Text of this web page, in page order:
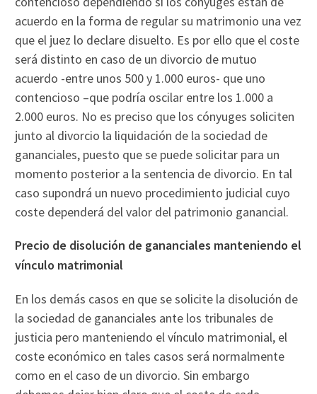
acuerdo en la forma de regular su matrimonio una vez
que el juez lo declare disuelto. Es por ello que el coste
será distinto en caso de un divorcio de mutuo
acuerdo -entre unos 500 y 1.000 euros- que uno
contencioso –que podría oscilar entre los 1.000 a
2.000 euros. No es preciso que los cónyuges soliciten
junto al divorcio la liquidación de la sociedad de
gananciales, puesto que se puede solicitar para un
momento posterior a la sentencia de divorcio. En tal
caso supondrá un nuevo procedimiento judicial cuyo
coste dependerá del valor del patrimonio ganancial.
Precio de disolución de gananciales manteniendo el
vínculo matrimonial
En los demás casos en que se solicite la disolución de
la sociedad de gananciales ante los tribunales de
justicia pero manteniendo el vínculo matrimonial, el
coste económico en tales casos será normalmente
como en el caso de un divorcio. Sin embargo